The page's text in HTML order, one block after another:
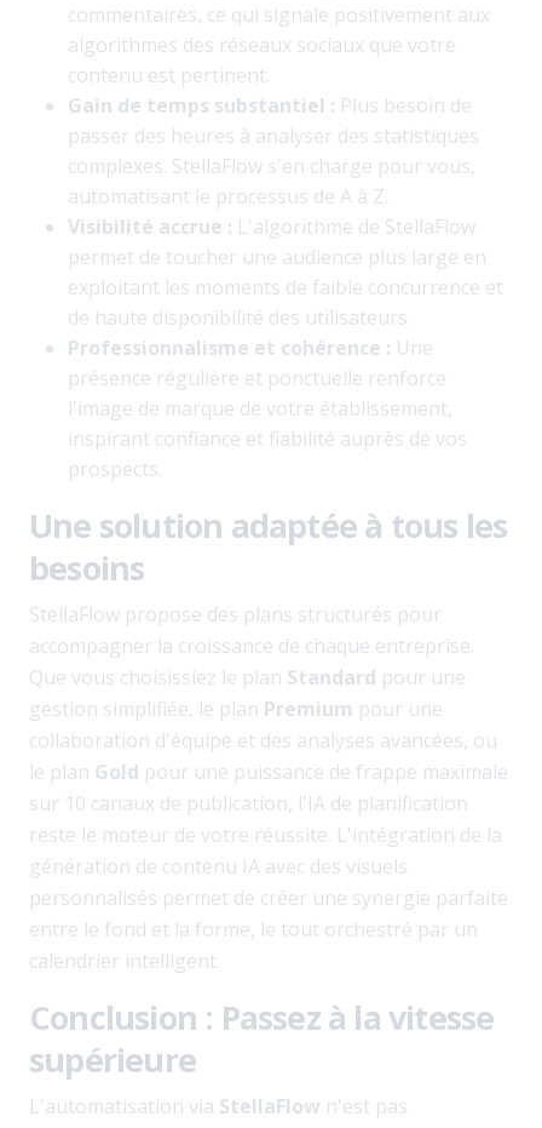
commentaires, ce qui signale positivement aux
algorithmes des réseaux sociaux que votre
contenu est pertinent.
Gain de temps substantiel : Plus besoin de
passer des heures à analyser des statistiques
complexes. StellaFlow s'en charge pour vous,
automatisant le processus de A à Z.
Visibilité accrue : L'algorithme de StellaFlow
permet de toucher une audience plus large en
exploitant les moments de faible concurrence et
de haute disponibilité des utilisateurs.
Professionnalisme et cohérence : Une
présence régulière et ponctuelle renforce
l'image de marque de votre établissement,
inspirant confiance et fiabilité auprès de vos
prospects.
Une solution adaptée à tous les
besoins
StellaFlow propose des plans structurés pour
accompagner la croissance de chaque entreprise.
Que vous choisissiez le plan Standard pour une
gestion simplifiée, le plan Premium pour une
collaboration d'équipe et des analyses avancées, ou
le plan Gold pour une puissance de frappe maximale
sur 10 canaux de publication, l'IA de planification
reste le moteur de votre réussite. L'intégration de la
génération de contenu IA avec des visuels
personnalisés permet de créer une synergie parfaite
entre le fond et la forme, le tout orchestré par un
calendrier intelligent.
Conclusion : Passez à la vitesse
supérieure
L'automatisation via StellaFlow n'est pas